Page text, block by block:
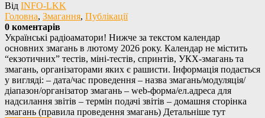
Від INFO-LKK
Головна, Змагання, Публікації
0 коментарів
Українські радіоаматори! Нижче за текстом календар
основних змагань в лютому 2026 року. Календар не містить
“екзотичних” тестів, міні-тестів, спринтів, УКХ-змагань та
змагань, організаторами яких є рашисти. Інформація подається
у вигляді: – дата/час проведення – назва змагань/модуляція/
діапазон/організатор змагань – web-форма/ел.адреса для
надсилання звітів – термін подачі звітів – домашня сторінка
змагань (правила проведення змагань) Детальніше тут